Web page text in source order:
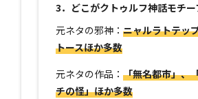
3．どこがクトゥルフ神話モチー
元ネタの邪神：ニャルラトテッ
トースほか多数
元ネタの作品：「無名都市」、
チの怪」ほか多数